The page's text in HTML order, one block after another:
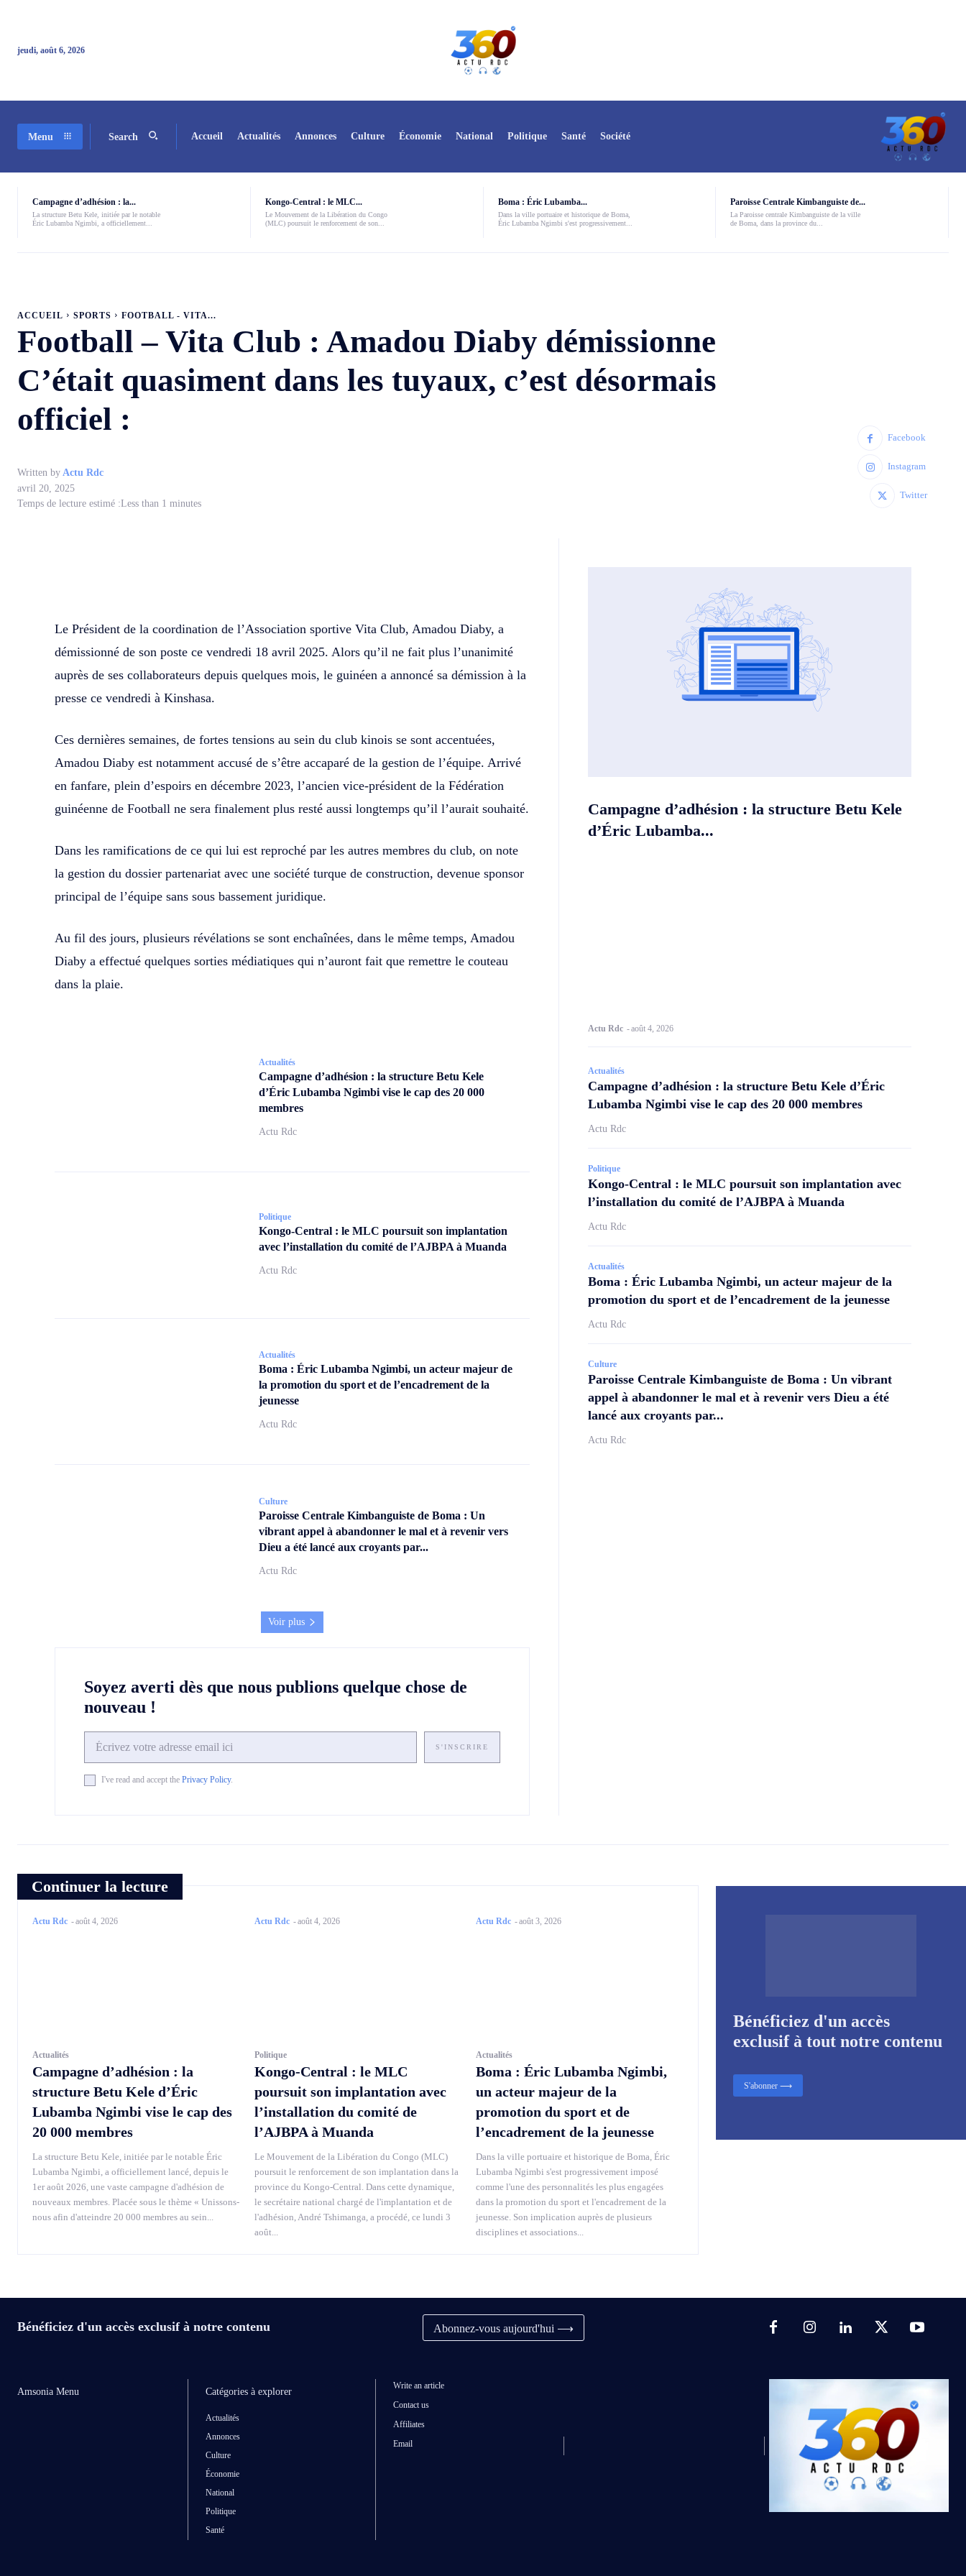
jeudi, août 6, 2026
Menu Search Accueil Actualités Annonces Culture Économie National Politique Santé Société
Campagne d’adhésion : la...
La structure Betu Kele, initiée par le notable
Éric Lubamba Ngimbi, a officiellement...
Kongo-Central : le MLC...
Le Mouvement de la Libération du Congo
(MLC) poursuit le renforcement de son...
Boma : Éric Lubamba...
Dans la ville portuaire et historique de Boma,
Éric Lubamba Ngimbi s'est progressivement...
Paroisse Centrale Kimbanguiste de...
La Paroisse centrale Kimbanguiste de la ville
de Boma, dans la province du...
ACCUEIL SPORTS FOOTBALL - VITA...
Football – Vita Club : Amadou Diaby démissionne
C’était quasiment dans les tuyaux, c’est désormais
officiel :
Written by Actu Rdc
avril 20, 2025
Temps de lecture estimé :Less than 1 minutes
Facebook
Instagram
Twitter
Le Président de la coordination de l’Association sportive Vita Club, Amadou Diaby, a
démissionné de son poste ce vendredi 18 avril 2025. Alors qu’il ne fait plus l’unanimité
auprès de ses collaborateurs depuis quelques mois, le guinéen a annoncé sa démission à la
presse ce vendredi à Kinshasa.
Ces dernières semaines, de fortes tensions au sein du club kinois se sont accentuées,
Amadou Diaby est notamment accusé de s’être accaparé de la gestion de l’équipe. Arrivé
en fanfare, plein d’espoirs en décembre 2023, l’ancien vice-président de la Fédération
guinéenne de Football ne sera finalement plus resté aussi longtemps qu’il l’aurait souhaité.
Dans les ramifications de ce qui lui est reproché par les autres membres du club, on note
la gestion du dossier partenariat avec une société turque de construction, devenue sponsor
principal de l’équipe sans sous bassement juridique.
Au fil des jours, plusieurs révélations se sont enchaînées, dans le même temps, Amadou
Diaby a effectué quelques sorties médiatiques qui n’auront fait que remettre le couteau
dans la plaie.
Actualités
Campagne d’adhésion : la structure Betu Kele
d’Éric Lubamba Ngimbi vise le cap des 20 000
membres
Actu Rdc
Politique
Kongo-Central : le MLC poursuit son implantation
avec l’installation du comité de l’AJBPA à Muanda
Actu Rdc
Actualités
Boma : Éric Lubamba Ngimbi, un acteur majeur de
la promotion du sport et de l’encadrement de la
jeunesse
Actu Rdc
Culture
Paroisse Centrale Kimbanguiste de Boma : Un
vibrant appel à abandonner le mal et à revenir vers
Dieu a été lancé aux croyants par...
Actu Rdc
Voir plus
Soyez averti dès que nous publions quelque chose de
nouveau !
S'INSCRIRE
I've read and accept the Privacy Policy.
Campagne d’adhésion : la structure Betu Kele
d’Éric Lubamba...
Actu Rdc -août 4, 2026
Actualités
Campagne d’adhésion : la structure Betu Kele d’Éric
Lubamba Ngimbi vise le cap des 20 000 membres
Actu Rdc
Politique
Kongo-Central : le MLC poursuit son implantation avec
l’installation du comité de l’AJBPA à Muanda
Actu Rdc
Actualités
Boma : Éric Lubamba Ngimbi, un acteur majeur de la
promotion du sport et de l’encadrement de la jeunesse
Actu Rdc
Culture
Paroisse Centrale Kimbanguiste de Boma : Un vibrant
appel à abandonner le mal et à revenir vers Dieu a été
lancé aux croyants par...
Actu Rdc
Continuer la lecture
Actu Rdc -août 4, 2026
Actualités
Campagne d’adhésion : la
structure Betu Kele d’Éric
Lubamba Ngimbi vise le cap des
20 000 membres
La structure Betu Kele, initiée par le notable Éric
Lubamba Ngimbi, a officiellement lancé, depuis le
1er août 2026, une vaste campagne d'adhésion de
nouveaux membres. Placée sous le thème « Unissons-
nous afin d'atteindre 20 000 membres au sein...
Actu Rdc -août 4, 2026
Politique
Kongo-Central : le MLC
poursuit son implantation avec
l’installation du comité de
l’AJBPA à Muanda
Le Mouvement de la Libération du Congo (MLC)
poursuit le renforcement de son implantation dans la
province du Kongo-Central. Dans cette dynamique,
le secrétaire national chargé de l'implantation et de
l'adhésion, André Tshimanga, a procédé, ce lundi 3
août...
Actu Rdc -août 3, 2026
Actualités
Boma : Éric Lubamba Ngimbi,
un acteur majeur de la
promotion du sport et de
l’encadrement de la jeunesse
Dans la ville portuaire et historique de Boma, Éric
Lubamba Ngimbi s'est progressivement imposé
comme l'une des personnalités les plus engagées
dans la promotion du sport et l'encadrement de la
jeunesse. Son implication auprès de plusieurs
disciplines et associations...
Bénéficiez d'un accès
exclusif à tout notre contenu
S'abonner ⟶
Bénéficiez d'un accès exclusif à notre contenu Abonnez-vous aujourd'hui ⟶
Amsonia Menu Catégories à explorer
Actualités
Annonces
Culture
Économie
National
Politique
Santé
Write an article
Contact us
Affiliates
Email